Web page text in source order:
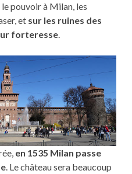
pouvoir à Milan, les
et sur les ruines des
forteresse.
en 1535 Milan passe
. Le château sera beaucoup